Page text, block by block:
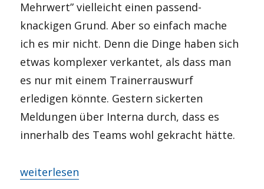
Mehrwert” vielleicht einen passend-
knackigen Grund. Aber so einfach mache
ich es mir nicht. Denn die Dinge haben sich
etwas komplexer verkantet, als dass man
es nur mit einem Trainerrauswurf
erledigen könnte. Gestern sickerten
Meldungen über Interna durch, dass es
innerhalb des Teams wohl gekracht hätte.
„Rohe Weihnachten?“
weiterlesen